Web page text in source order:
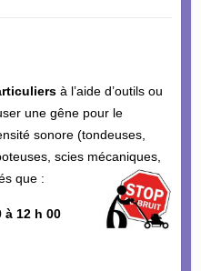
à l’aide d’outils ou
une gêne pour le
sonore (tondeuses,
scies mécaniques,
que :
12 h 00